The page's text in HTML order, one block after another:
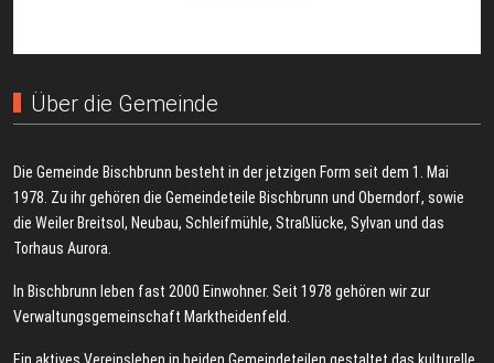
Über die Gemeinde
Die Gemeinde Bischbrunn besteht in der jetzigen Form seit dem 1. Mai
1978. Zu ihr gehören die Gemeindeteile Bischbrunn und Oberndorf, sowie
die Weiler Breitsol, Neubau, Schleifmühle, Straßlücke, Sylvan und das
Torhaus Aurora.
In Bischbrunn leben fast 2000 Einwohner. Seit 1978 gehören wir zur
Verwaltungsgemeinschaft Marktheidenfeld.
Ein aktives Vereinsleben in beiden Gemeindeteilen gestaltet das kulturelle